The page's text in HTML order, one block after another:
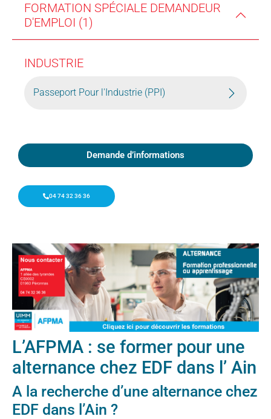
FORMATION SPÉCIALE DEMANDEUR
D'EMPLOI (1)
INDUSTRIE
Passeport Pour l'Industrie (PPI)
Demande d’informations
04 74 32 36 36
L’AFPMA : se former pour une
alternance chez EDF dans l’ Ain
A la recherche d’une alternance chez
EDF dans l’Ain ?